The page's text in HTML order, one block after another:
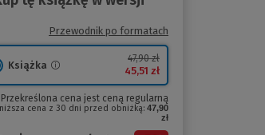
Przewodnik po formatach
Książka
47,90 zł
45,51 zł
Przekreślona cena jest ceną regularną
cena z 30 dni przed obniżką: 47,90
zł